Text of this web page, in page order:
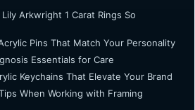
Arkwright 1 Carat Rings So
Pins That Match Your Personality
Essentials for Care
Keychains That Elevate Your Brand
When Working with Framing